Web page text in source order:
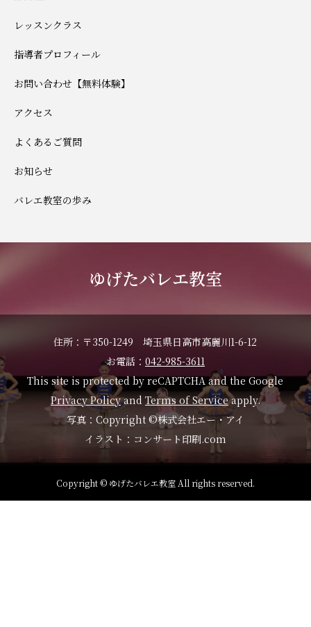
レッスンクラス
指導者プロフィール
お問い合わせ【無料体験】
アクセス
よくあるご質問
お知らせ
バレエ教室の歩み
ゆげたバレエ教室
住所：〒350-1249 埼玉県日高市高麗川1-6-12
お電話： 042-985-3611
This site is protected by reCAPTCHA and the Google
Privacy Policyand Terms of Serviceapply.
写真：Copyright ©株式会社エー・アイ
イラスト：コンサート印刷.com
Copyright © ゆげたバレエ教室 All rights reserved.